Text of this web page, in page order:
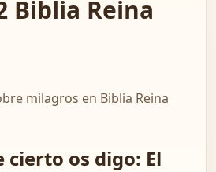
Biblia Reina
milagros en Biblia Reina
cierto os digo: El